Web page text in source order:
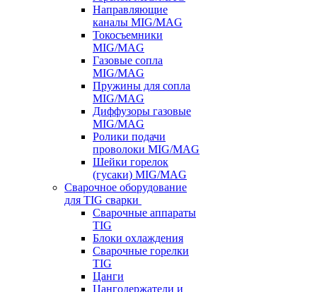
Направляющие
каналы MIG/MAG
Токосъемники
MIG/MAG
Газовые сопла
MIG/MAG
Пружины для сопла
MIG/MAG
Диффузоры газовые
MIG/MAG
Ролики подачи
проволоки MIG/MAG
Шейки горелок
(гусаки) MIG/MAG
Сварочное оборудование
для TIG сварки
Сварочные аппараты
TIG
Блоки охлаждения
Сварочные горелки
TIG
Цанги
Цангодержатели и